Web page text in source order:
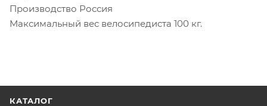
Производство Россия
Максимальный вес велосипедиста 100 кг.
КАТАЛОГ